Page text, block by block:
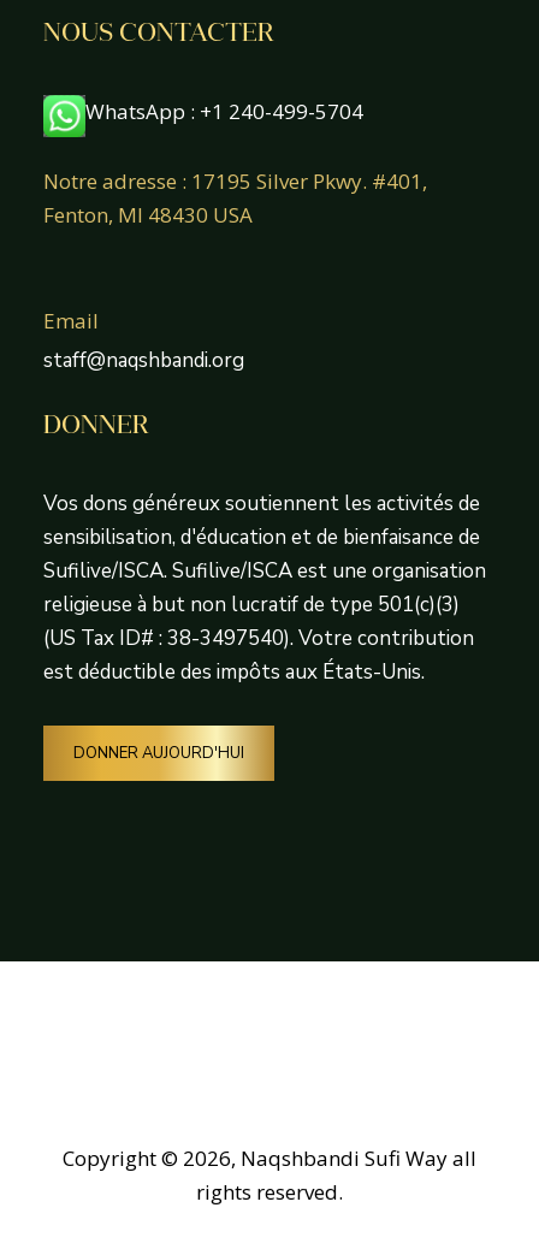
NOUS CONTACTER
WhatsApp : +1 240-499-5704
Notre adresse : 17195 Silver Pkwy. #401,
Fenton, MI 48430 USA
Email
staff@naqshbandi.org
DONNER
Vos dons généreux soutiennent les activités de
sensibilisation, d'éducation et de bienfaisance de
Sufilive/ISCA. Sufilive/ISCA est une organisation
religieuse à but non lucratif de type 501(c)(3)
(US Tax ID# : 38-3497540). Votre contribution
est déductible des impôts aux États-Unis.
DONNER AUJOURD'HUI
Copyright © 2026, Naqshbandi Sufi Way all
rights reserved.